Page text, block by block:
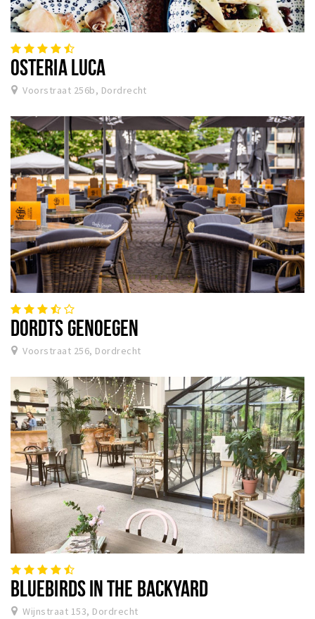
OSTERIA LUCA
Voorstraat 256b, Dordrecht
DORDTS GENOEGEN
Voorstraat 256, Dordrecht
BLUEBIRDS IN THE BACKYARD
Wijnstraat 153, Dordrecht